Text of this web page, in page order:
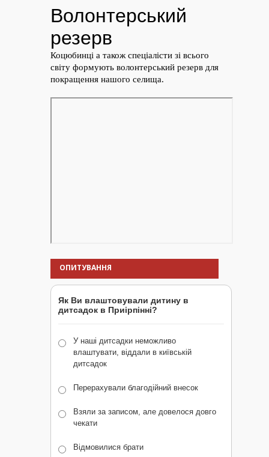
ОПИТУВАННЯ
Як Ви влаштовували дитину в
дитсадок в Приірпінні?
У наші дитсадки неможливо
влаштувати, віддали в київській
дитсадок
Перерахували благодійний внесок
Взяли за записом, але довелося довго
чекати
Відмовилися брати